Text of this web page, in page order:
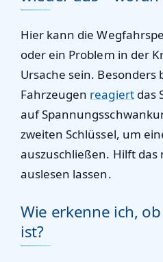
Hier kann die
oder ein Problem in der
Ursache sein. Besonders
Fahrzeugen reagiertdas
auf
zweiten Schlüssel, um
auszuschließen. Hilft das
auslesen lassen.
Wie erkenne ich,
ist?